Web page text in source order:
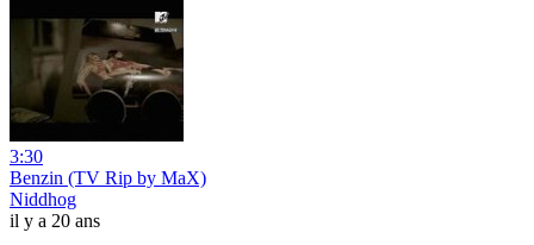
3:30
Benzin (TV Rip by MaX)
Niddhog
il y a 20 ans